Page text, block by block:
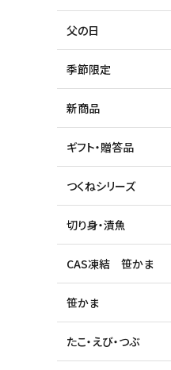
父の日
季節限定
新商品
ギフト・贈答品
つくねシリーズ
切り身・漬魚
CAS凍結 笹かま
笹かま
たこ・えび・つぶ